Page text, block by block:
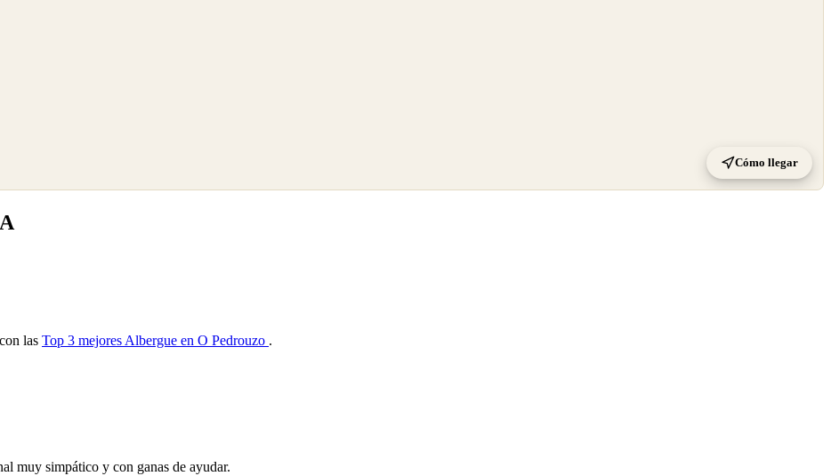
Cómo llegar
las Top 3 mejores Albergue en O Pedrouzo .
muy simpático y con ganas de ayudar.